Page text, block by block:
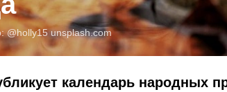
@holly15unsplash.com
календарь народных